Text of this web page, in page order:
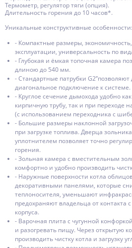
Термометр, регулятор тяги (опция).
Длительность горения до 10 часов*.
Уникальные конструктивные особенности:
- Компактные размеры,
эксплуатации, универсальность по
- Глубокая и ёмкая топочная камера
длиною до 540 мм.
- Стандартные патрубки
диагональное подключение к системе.
- Круглое сечение дымохода удобно
кирпичную трубу, так и при переходе
(с использованием переходника с
- Большие размеры наклонной
при загрузке топлива. Дверца
уплотнителем позволяет точно
горения.
- Зольная камера с вместительным
комфортно и удобно производить
- Наружные поверхности котла
декоративными панелями, которые
теплоносителя, уменьшают
предохраняют владельца от контакта
корпуса.
- Варочная плита с чугунной
и разогревать пищу. Через открытую
производить чистку котла и загрузку